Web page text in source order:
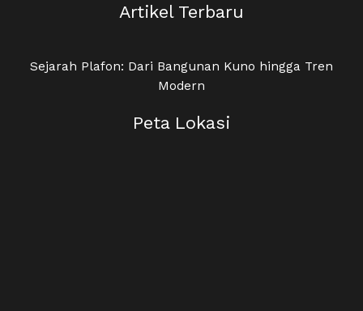
Artikel Terbaru
Sejarah Plafon: Dari Bangunan Kuno hingga Tren
Modern
Peta Lokasi